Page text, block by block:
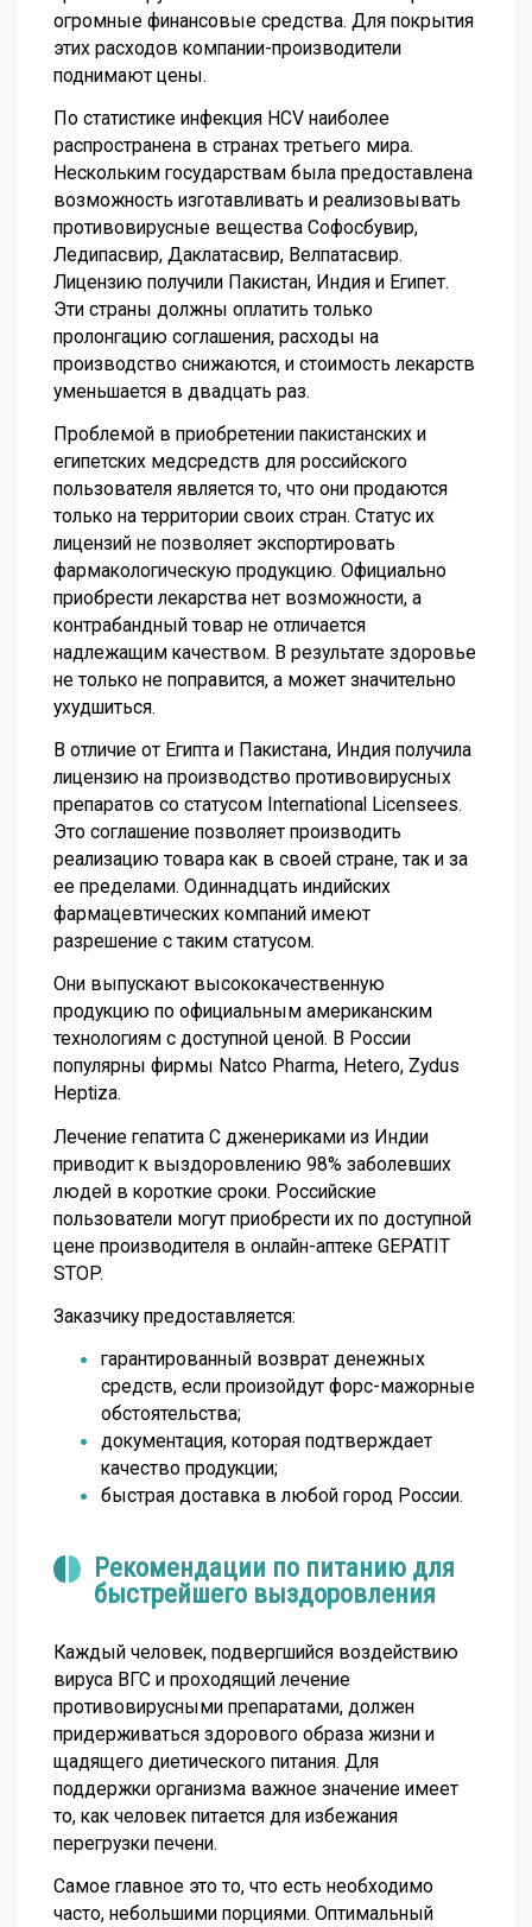
огромные финансовые средства. Для покрытия
этих расходов компании-производители
поднимают цены.
По статистике инфекция HCV наиболее
распространена в странах третьего мира.
Нескольким государствам была предоставлена
возможность изготавливать и реализовывать
противовирусные вещества Софосбувир,
Ледипасвир, Даклатасвир, Велпатасвир.
Лицензию получили Пакистан, Индия и Египет.
Эти страны должны оплатить только
пролонгацию соглашения, расходы на
производство снижаются, и стоимость лекарств
уменьшается в двадцать раз.
Проблемой в приобретении пакистанских и
египетских медсредств для российского
пользователя является то, что они продаются
только на территории своих стран. Статус их
лицензий не позволяет экспортировать
фармакологическую продукцию. Официально
приобрести лекарства нет возможности, а
контрабандный товар не отличается
надлежащим качеством. В результате здоровье
не только не поправится, а может значительно
ухудшиться.
В отличие от Египта и Пакистана, Индия получила
лицензию на производство противовирусных
препаратов со статусом International Licensees.
Это соглашение позволяет производить
реализацию товара как в своей стране, так и за
ее пределами. Одиннадцать индийских
фармацевтических компаний имеют
разрешение с таким статусом.
Они выпускают высококачественную
продукцию по официальным американским
технологиям с доступной ценой. В России
популярны фирмы Natco Pharma, Hetero, Zydus
Heptiza.
Лечение гепатита С дженериками из Индии
приводит к выздоровлению 98% заболевших
людей в короткие сроки. Российские
пользователи могут приобрести их по доступной
цене производителя в онлайн-аптеке GEPATIT
STOP.
Заказчику предоставляется:
гарантированный возврат денежных
средств, если произойдут форс-мажорные
обстоятельства;
документация, которая подтверждает
качество продукции;
быстрая доставка в любой город России.
Рекомендации по питанию для
быстрейшего выздоровления
Каждый человек, подвергшийся воздействию
вируса ВГС и проходящий лечение
противовирусными препаратами, должен
придерживаться здорового образа жизни и
щадящего диетического питания. Для
поддержки организма важное значение имеет
то, как человек питается для избежания
перегрузки печени.
Самое главное это то, что есть необходимо
часто, небольшими порциями. Оптимальный